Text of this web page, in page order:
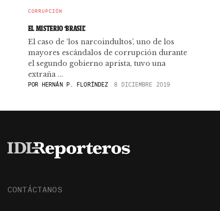
CORRUPCIÓN
EL MISTERIO ‘BRASIL’
El caso de ‘los narcoindultos’, uno de los
mayores escándalos de corrupción durante
el segundo gobierno aprista, tuvo una
extraña ...
PORHERNÁN P. FLORÍNDEZ 8 DICIEMBRE 2019
CONTÁCTANOS